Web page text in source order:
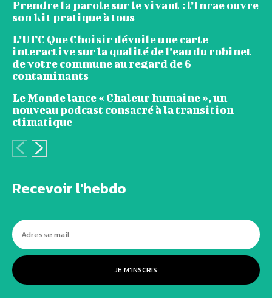
Prendre la parole sur le vivant : l’Inrae ouvre
son kit pratique à tous
L’UFC Que Choisir dévoile une carte
interactive sur la qualité de l’eau du robinet
de votre commune au regard de 6
contaminants
Le Monde lance « Chaleur humaine », un
nouveau podcast consacré à la transition
climatique
Recevoir l'hebdo
JE M'INSCRIS